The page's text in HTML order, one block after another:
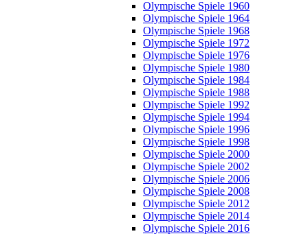
Olympische Spiele 1960
Olympische Spiele 1964
Olympische Spiele 1968
Olympische Spiele 1972
Olympische Spiele 1976
Olympische Spiele 1980
Olympische Spiele 1984
Olympische Spiele 1988
Olympische Spiele 1992
Olympische Spiele 1994
Olympische Spiele 1996
Olympische Spiele 1998
Olympische Spiele 2000
Olympische Spiele 2002
Olympische Spiele 2006
Olympische Spiele 2008
Olympische Spiele 2012
Olympische Spiele 2014
Olympische Spiele 2016